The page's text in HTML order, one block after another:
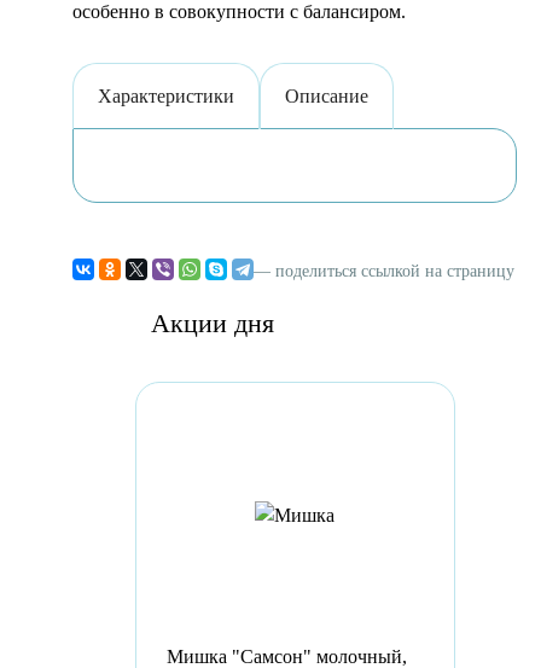
особенно в совокупности с балансиром.
Характеристики Описание
— поделиться ссылкой на страницу
Акции дня
Мишка "Самсон" молочный,